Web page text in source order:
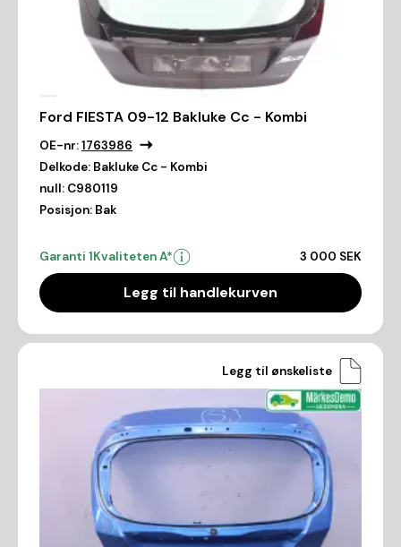
Ford FIESTA 09-12 Bakluke Cc - Kombi
OE-nr:1763986
Delkode: Bakluke Cc - Kombi
null: C980119
Posisjon: Bak
Garanti 1Kvaliteten A* 3 000 SEK
Legg til handlekurven
Legg til ønskeliste